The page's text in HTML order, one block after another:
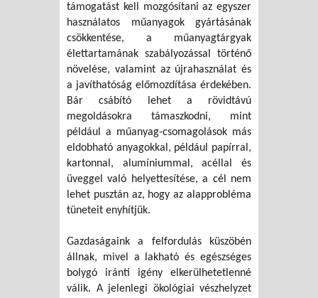
támogatást kell mozgósítani az egyszer
használatos műanyagok gyártásának
csökkentése, a műanyagtárgyak
élettartamának szabályozással történő
növelése, valamint az újrahasználat és
a javíthatóság előmozdítása érdekében.
Bár csábító lehet a rövidtávú
megoldásokra támaszkodni, mint
például a műanyag-csomagolások más
eldobható anyagokkal, például papírral,
kartonnal, alumíniummal, acéllal és
üveggel való helyettesítése, a cél nem
lehet pusztán az, hogy az alapprobléma
tüneteit enyhítjük.
Gazdaságaink a felfordulás küszöbén
állnak, mivel a lakható és egészséges
bolygó iránti igény elkerülhetetlenné
válik. A jelenlegi ökológiai vészhelyzet